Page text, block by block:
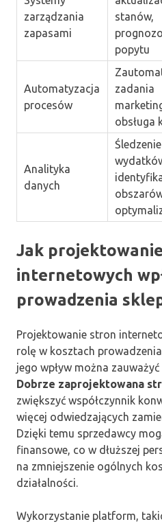
zarządzania
zapasami
stanów,
popytu
Automatyzacja
procesów
zadania
obsługa
Analityka
danych
Śledzenie
Jak
internetowych
prowadzenia
Projektowanie stron
rolę w kosztach
jego wpływ można
Dobrze zaprojektowana
zwiększyć współczynnik
więcej odwiedzających
Dzięki temu sprzedawcy
finansowe, co w dłuższej
na zmniejszenie ogólnych
działalności.
Wykorzystanie platform,